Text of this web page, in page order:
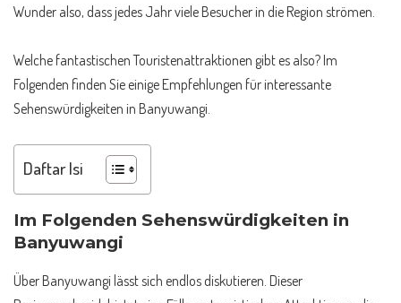
Wunder also, dass jedes Jahr viele Besucher in die Region strömen.
Welche fantastischen Touristenattraktionen gibt es also? Im
Folgenden finden Sie einige Empfehlungen für interessante
Sehenswürdigkeiten in Banyuwangi.
Daftar Isi
Im Folgenden Sehenswürdigkeiten in
Banyuwangi
Über Banyuwangi lässt sich endlos diskutieren. Dieser